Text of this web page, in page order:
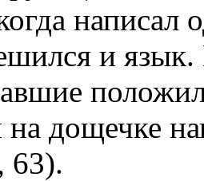
и
на дощечке
63).